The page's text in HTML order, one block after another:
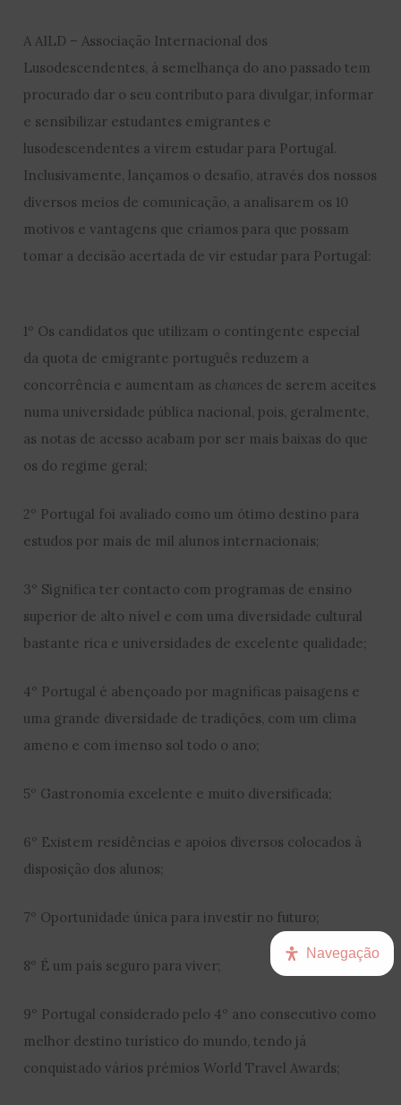
A AILD – Associação Internacional dos
Lusodescendentes, à semelhança do ano passado tem
procurado dar o seu contributo para divulgar, informar
e sensibilizar estudantes emigrantes e
lusodescendentes a virem estudar para Portugal.
Inclusivamente, lançamos o desafio, através dos nossos
diversos meios de comunicação, a analisarem os 10
motivos e vantagens que criamos para que possam
tomar a decisão acertada de vir estudar para Portugal:
1º Os candidatos que utilizam o contingente especial
da quota de emigrante português reduzem a
concorrência e aumentam as chances de serem aceites
numa universidade pública nacional, pois, geralmente,
as notas de acesso acabam por ser mais baixas do que
os do regime geral;
2º Portugal foi avaliado como um ótimo destino para
estudos por mais de mil alunos internacionais;
3º Significa ter contacto com programas de ensino
superior de alto nível e com uma diversidade cultural
bastante rica e universidades de excelente qualidade;
4º Portugal é abençoado por magníficas paisagens e
uma grande diversidade de tradições, com um clima
ameno e com imenso sol todo o ano;
5º Gastronomia excelente e muito diversificada;
6º Existem residências e apoios diversos colocados à
disposição dos alunos;
7º Oportunidade única para investir no futuro;
8º É um país seguro para viver;
9º Portugal considerado pelo 4º ano consecutivo como
melhor destino turístico do mundo, tendo já
conquistado vários prémios World Travel Awards;
Navegação